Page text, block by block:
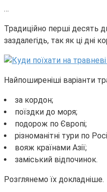
…
Традиційно перші десять
заздалегідь, так як ці дні
Найпоширеніші варіанти
за кордон;
поїздки до моря;
подорож по Європі;
різноманітні тури по
вояж країнами Азії;
заміський відпочинок.
Розглянемо їх докладніше.